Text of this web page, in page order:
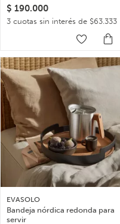
$ 190.000
3 cuotas sin interés de $63.333
EVASOLO
Bandeja nórdica redonda para
servir